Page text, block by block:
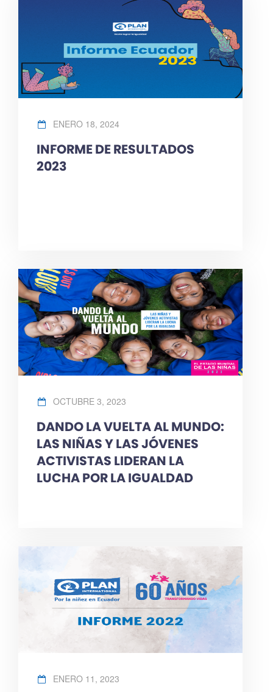
ENERO 18, 2024
INFORME DE RESULTADOS
2023
OCTUBRE 3, 2023
DANDO LA VUELTA AL MUNDO:
LAS NIÑAS Y LAS JÓVENES
ACTIVISTAS LIDERAN LA
LUCHA POR LA IGUALDAD
ENERO 11, 2023